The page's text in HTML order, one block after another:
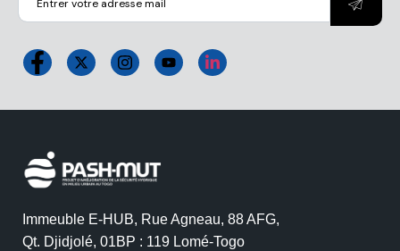
Immeuble E-HUB, Rue Agneau, 88 AFG,
Qt. Djidjolé, 01BP : 119 Lomé-Togo